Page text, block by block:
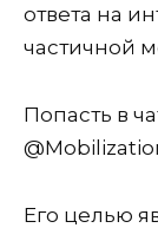
ответа на
частичной
Попасть в
Его целью